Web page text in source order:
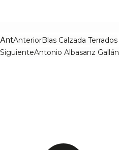
AntAnteriorBlas Calzada Terrados
SiguienteAntonio Albasanz Gallán